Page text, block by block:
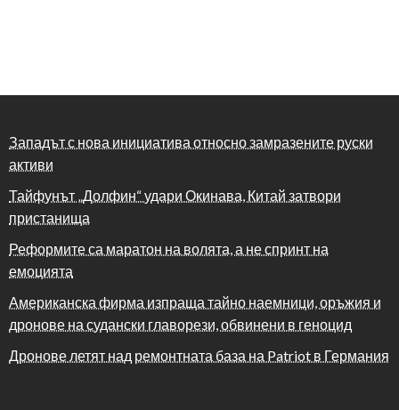
Западът с нова инициатива относно замразените руски
активи
Тайфунът „Долфин“ удари Окинава, Китай затвори
пристанища
Реформите са маратон на волята, а не спринт на
емоцията
Американска фирма изпраща тайно наемници, оръжия и
дронове на судански главорези, обвинени в геноцид
Дронове летят над ремонтната база на Patriot в Германия